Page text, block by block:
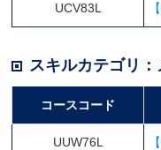
UCV83L
スキルカテゴリ
コースコード
UUW76L